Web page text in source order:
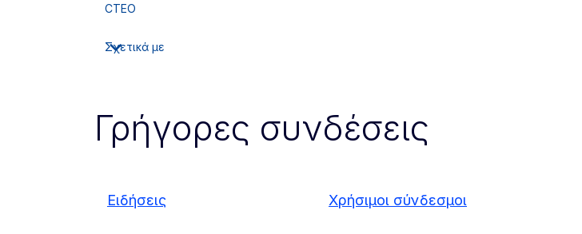
CTEO
Σχετικά με
Γρήγορες συνδέσεις
Ειδήσεις Χρήσιμοι σύνδεσμοι